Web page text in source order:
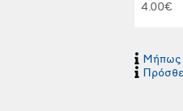
4.00€
Μήπως